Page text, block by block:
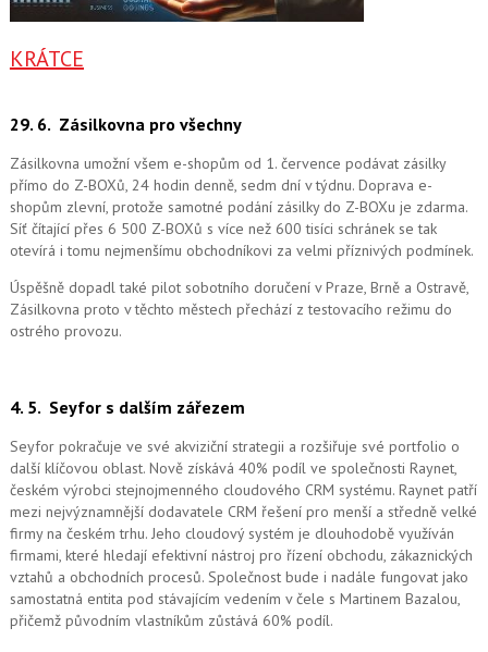
KRÁTCE
29. 6. Zásilkovna pro všechny
Zásilkovna umožní všem e-shopům od 1. července podávat zásilky
přímo do Z-BOXů, 24 hodin denně, sedm dní v týdnu. Doprava e-
shopům zlevní, protože samotné podání zásilky do Z-BOXu je zdarma.
Síť čítající přes 6 500 Z-BOXů s více než 600 tisíci schránek se tak
otevírá i tomu nejmenšímu obchodníkovi za velmi příznivých podmínek.
Úspěšně dopadl také pilot sobotního doručení v Praze, Brně a Ostravě,
Zásilkovna proto v těchto městech přechází z testovacího režimu do
ostrého provozu.
4. 5. Seyfor s dalším zářezem
Seyfor pokračuje ve své akviziční strategii a rozšiřuje své portfolio o
další klíčovou oblast. Nově získává 40% podíl ve společnosti Raynet,
českém výrobci stejnojmenného cloudového CRM systému. Raynet patří
mezi nejvýznamnější dodavatele CRM řešení pro menší a středně velké
firmy na českém trhu. Jeho cloudový systém je dlouhodobě využíván
firmami, které hledají efektivní nástroj pro řízení obchodu, zákaznických
vztahů a obchodních procesů. Společnost bude i nadále fungovat jako
samostatná entita pod stávajícím vedením v čele s Martinem Bazalou,
přičemž původním vlastníkům zůstává 60% podíl.